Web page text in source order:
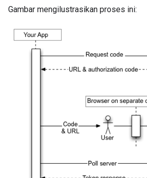
Gambar mengilustrasikan proses ini: